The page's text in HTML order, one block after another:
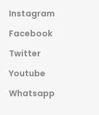
Instagram
Facebook
Twitter
Youtube
Whatsapp